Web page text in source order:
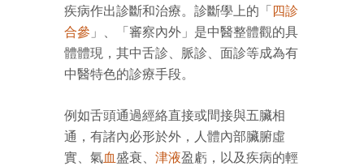
疾病作出診斷和治療。診斷學上的「四診
合參 」、「審察內外」是中醫整體觀的具
體體現，其中舌診、脈診、面診等成為有
中醫特色的診療手段。
例如舌頭通過經絡直接或間接與五臟相
通，有諸內必形於外，人體內部臟腑虛
實、氣血盛衰、 津液盈虧，以及疾病的輕